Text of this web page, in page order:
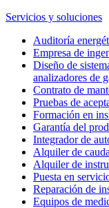
Servicios y soluciones
Auditoría
Empresa de
Diseño de
analizadores de
Contrato de
Pruebas de
Formación en
Garantía del
Integrador de
Alquiler de
Alquiler de
Puesta en
Reparación de
Equipos de